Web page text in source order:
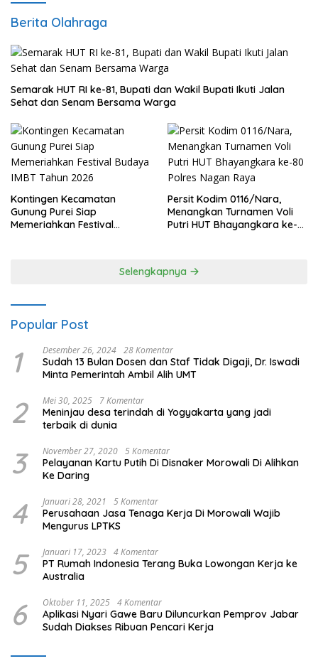
Berita Olahraga
Semarak HUT RI ke-81, Bupati dan Wakil Bupati Ikuti Jalan
Sehat dan Senam Bersama Warga
Kontingen Kecamatan
Gunung Purei Siap
Memeriahkan Festival
Persit Kodim 0116/Nara,
Menangkan Turnamen Voli
Putri HUT Bhayangkara ke-
Selengkapnya
Popular Post
1 Desember 26, 2024 28 Komentar
Sudah 13 Bulan Dosen dan Staf Tidak Digaji, Dr. Iswadi
Minta Pemerintah Ambil Alih UMT
2 Mei 30, 2025 7 Komentar
Meninjau desa terindah di Yogyakarta yang jadi
terbaik di dunia
3 November 27, 2020 5 Komentar
Pelayanan Kartu Putih Di Disnaker Morowali Di Alihkan
Ke Daring
4 Januari 28, 2021 5 Komentar
Perusahaan Jasa Tenaga Kerja Di Morowali Wajib
Mengurus LPTKS
5 Januari 17, 2023 4 Komentar
PT Rumah Indonesia Terang Buka Lowongan Kerja ke
Australia
6 Oktober 11, 2025 4 Komentar
Aplikasi Nyari Gawe Baru Diluncurkan Pemprov Jabar
Sudah Diakses Ribuan Pencari Kerja